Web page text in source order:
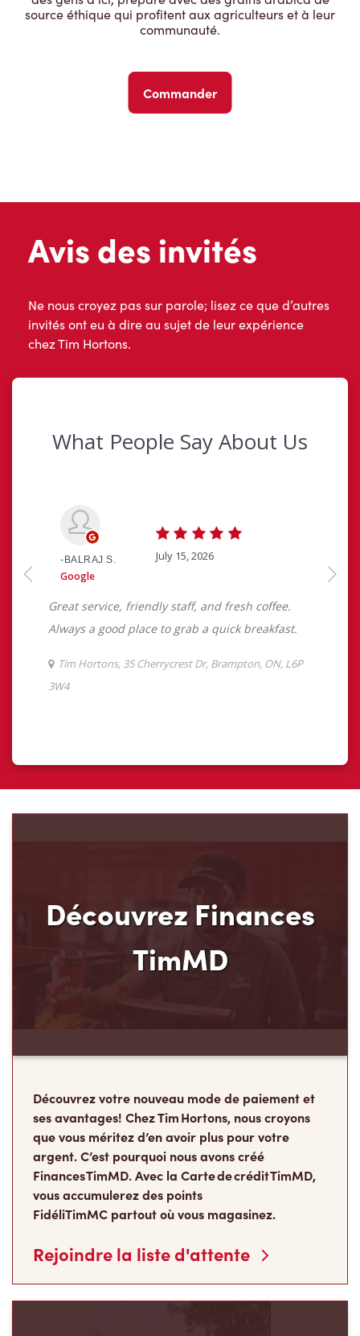
source éthique qui profitent aux agriculteurs et à leur
communauté.
Commander
Avis des invités
Ne nous croyez pas sur parole; lisez ce que d’autres
invités ont eu à dire au sujet de leur expérience
chez Tim Hortons.
Découvrez Finances
TimMD
Découvrez votre nouveau mode de paiement et
ses avantages! Chez Tim Hortons, nous croyons
que vous méritez d’en avoir plus pour votre
argent. C’est pourquoi nous avons créé
Finances TimMD. Avec la Carte de crédit TimMD,
vous accumulerez des points
FidéliTimMC partout où vous magasinez.
Rejoindre la liste d'attente